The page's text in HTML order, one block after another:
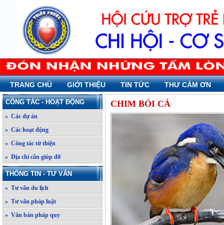
TRANG CHỦ GIỚI THIỆU TIN TỨC THƯ CẢM ƠN
CÔNG TÁC - HOẠT ĐỘNG
» Các dự án
» Các hoạt động
» Công tác từ thiện
» Địa chỉ cần giúp đỡ
THÔNG TIN - TƯ VẤN
» Tư vấn du lịch
» Tư vấn pháp luật
» Văn bản pháp quy
CHIM BÓI CÁ